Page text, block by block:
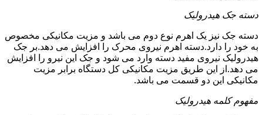
دسته جک هیدرولیک
دسته جک نیز یک اهرم نوع دوم می باشد و مزیت مکانیکی مخصوص
به خود را دارد.دسته اهرم نیروی محرک را افزایش می دهد.بر جک
هیدرولیک نیروی مفید دسته وارد می شود و جک این نیرو را افزایش
می دهد.از این طریق مزیت مکانیکی کل دستگاه برابر مزیت
مکانیکی این دو قسمت می باشد.
مفهوم کلمه هیدرولیک